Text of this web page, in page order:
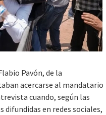
Pavón, de la
acercarse al mandatario
cuando, según las
difundidas en redes sociales,